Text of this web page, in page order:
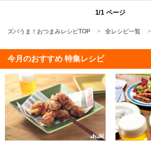
1/1 ページ
ズバうま！おつまみレシピTOP 全レシピ一覧
今月のおすすめ 特集レシピ